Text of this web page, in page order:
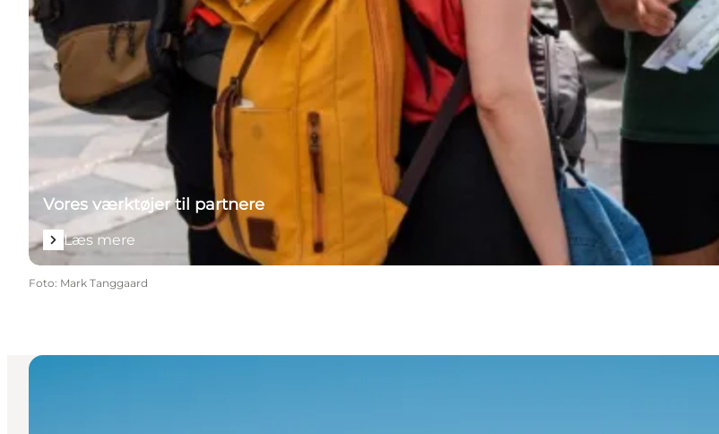
Vores værktøjer til partnere
Læs mere
Foto: Mark Tanggaard